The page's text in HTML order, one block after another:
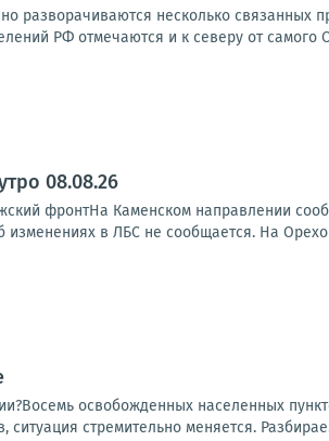
разворачиваются несколько
РФ отмечаются и к северу от самого
08.08.26
фронтНа Каменском направлении
изменениях в ЛБС не сообщается. На
освобожденных населенных
ситуация стремительно меняется.